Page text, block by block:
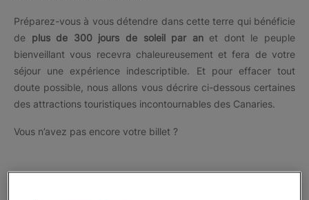
Préparez-vous à vous détendre dans cette terre qui bénéficie
de plus de 300 jours de soleil par anet dont le peuple
bienveillant vous recevra chaleureusement et fera de votre
séjour une expérience indescriptible. Et pour effacer tout
doute possible, nous allons vous décrire ci-dessous certaines
des attractions touristiques incontournables des Canaries.
Vous n’avez pas encore votre billet ?